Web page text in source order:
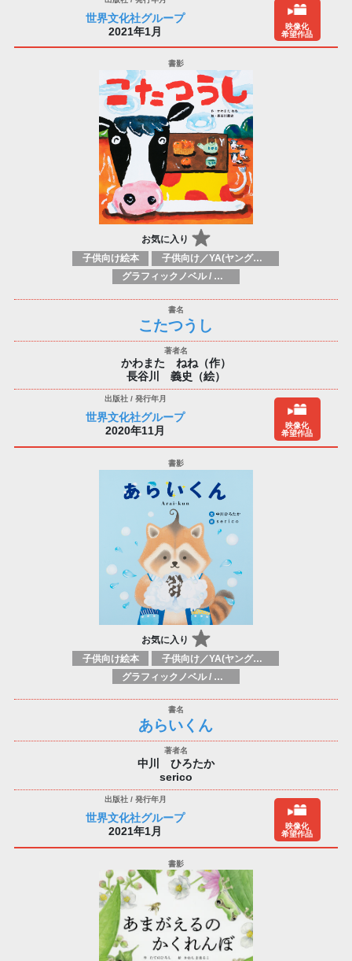
世界文化社グループ
2021年1月
映像化
希望作品
お気に入り
子供向け絵本
子供向け／YA(ヤングアダルト)向け一般：芸術&芸術家
グラフィックノベル / コミックブック / 漫画：スタイル / 伝統
こたつうし
かわまた ねね（作）
長谷川 義史（絵）
世界文化社グループ
2020年11月
映像化
希望作品
お気に入り
子供向け絵本
子供向け／YA(ヤングアダルト)向け一般：芸術&芸術家
グラフィックノベル / コミックブック / 漫画：スタイル / 伝統
あらいくん
中川 ひろたか
serico
世界文化社グループ
2021年1月
映像化
希望作品